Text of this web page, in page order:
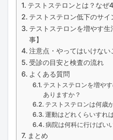
テストステロンとは？なぜ
テストステロン低下のサイ
テストステロンを増やす
事】
注意点・やってはいけない
受診の目安と検査の流れ
よくある質問
テストステロンを増や
ありますか？
テストステロンは何歳
運動はどれくらいすれ
病院は何科に行けばい
まとめ